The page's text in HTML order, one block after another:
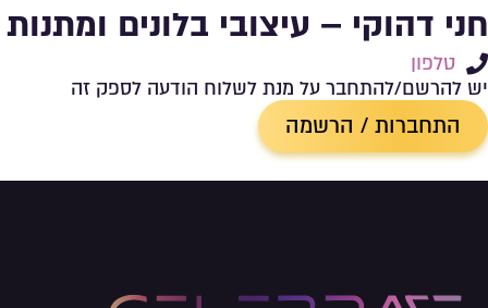
חני דהוקי – עיצובי בלונים ומתנות
טלפון
יש להרשם/להתחבר על מנת לשלוח הודעה לספק זה
התחברות / הרשמה